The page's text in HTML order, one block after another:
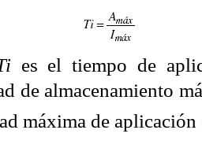
es el tiempo de
de almacenamiento
máxima de aplicación